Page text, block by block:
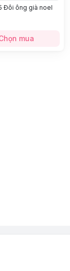
Đôi ông già noel
mua